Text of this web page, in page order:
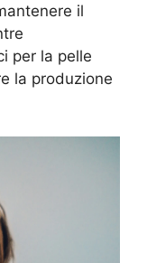
il
per la pelle
la produzione